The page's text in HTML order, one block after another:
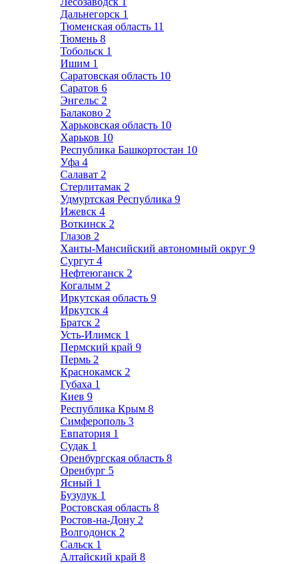
Дальнегорск 1
Тюменская область 11
Тюмень 8
Тобольск 1
Ишим 1
Саратовская область 10
Саратов 6
Энгельс 2
Балаково 2
Харьковская область 10
Харьков 10
Республика Башкортостан 10
Уфа 4
Салават 2
Стерлитамак 2
Удмуртская Республика 9
Ижевск 4
Воткинск 2
Глазов 2
Ханты-Мансийский автономный округ 9
Сургут 4
Нефтеюганск 2
Когалым 2
Иркутская область 9
Иркутск 4
Братск 2
Усть-Илимск 1
Пермский край 9
Пермь 2
Краснокамск 2
Губаха 1
Киев 9
Республика Крым 8
Симферополь 3
Евпатория 1
Судак 1
Оренбургская область 8
Оренбург 5
Ясный 1
Бузулук 1
Ростовская область 8
Ростов-на-Дону 2
Волгодонск 2
Сальск 1
Алтайский край 8